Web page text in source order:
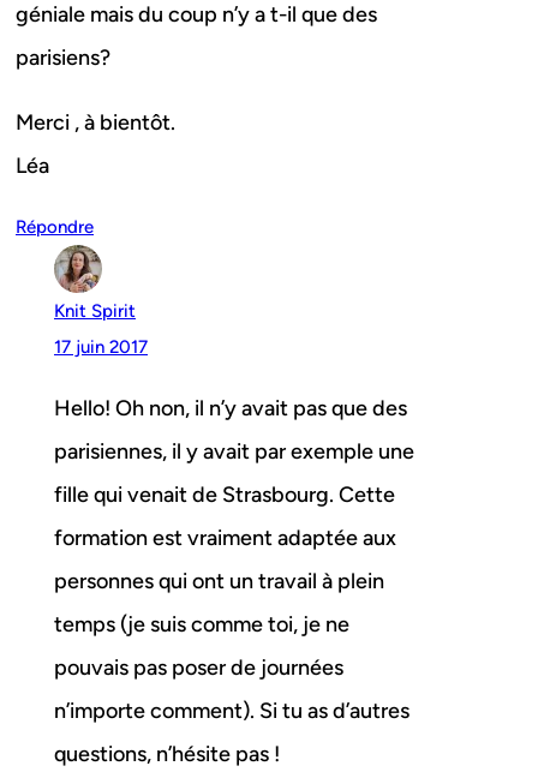
géniale mais du coup n’y a t-il que des
parisiens?
Merci , à bientôt.
Léa
Répondre
Knit Spirit
17 juin 2017
Hello! Oh non, il n’y avait pas que des
parisiennes, il y avait par exemple une
fille qui venait de Strasbourg. Cette
formation est vraiment adaptée aux
personnes qui ont un travail à plein
temps (je suis comme toi, je ne
pouvais pas poser de journées
n’importe comment). Si tu as d’autres
questions, n’hésite pas !